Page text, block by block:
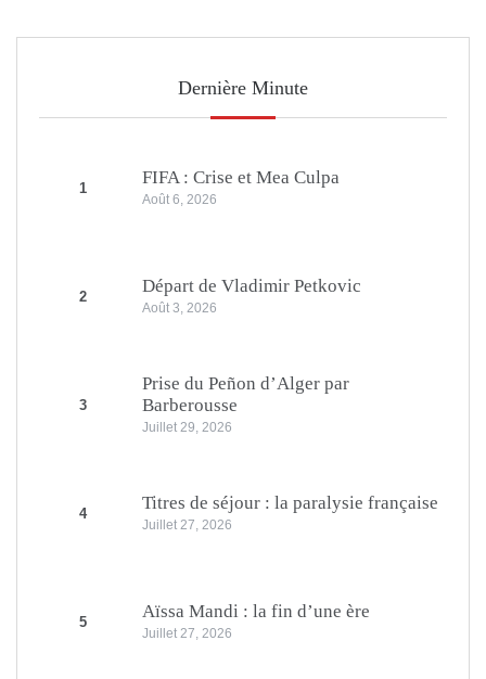
Dernière Minute
1
FIFA : Crise et Mea Culpa
Août 6, 2026
2
Départ de Vladimir Petkovic
Août 3, 2026
3
Prise du Peñon d’Alger par
Barberousse
Juillet 29, 2026
4
Titres de séjour : la paralysie française
Juillet 27, 2026
5
Aïssa Mandi : la fin d’une ère
Juillet 27, 2026